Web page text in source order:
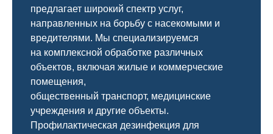
предлагает широкий спектр услуг,
направленных на борьбу с насекомыми и
вредителями. Мы специализируемся
на комплексной обработке различных
объектов, включая жилые и коммерческие
помещения,
общественный транспорт, медицинские
учреждения и другие объекты.
Профилактическая дезинфекция для